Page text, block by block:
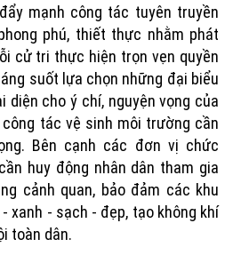
mạnh công tác tuyên truyền
phú, thiết thực nhằm phát
cử tri thực hiện trọn vẹn quyền
suốt lựa chọn những đại biểu
diện cho ý chí, nguyện vọng của
công tác vệ sinh môi trường cần
Bên cạnh các đơn vị chức
huy động nhân dân tham gia
cảnh quan, bảo đảm các khu
xanh - sạch - đẹp, tạo không khí
toàn dân.